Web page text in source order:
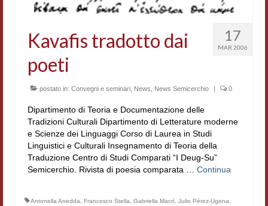
Hagiographica Coreana
Cultura medioevale
Scrittori Latini dell’Europa Medievale
Epistolografia
Comparatistica
Semicerchio
Lexicon
17
MAR 2006
Kavafis tradotto dai
poeti
postato in: Convegni e seminari News News Semicerchio | 0
Dipartimento di Teoria e Documentazione delle
Tradizioni Culturali Dipartimento di Letterature moderne
e Scienze dei Linguaggi Corso di Laurea in Studi
Linguistici e Culturali Insegnamento di Teoria della
Traduzione Centro di Studi Comparati “I Deug-Su”
Semicerchio. Rivista di poesia comparata … Continua
Antonella Anedda Francesco Stella Gabriella Macrì Julio Pérez-Ugena